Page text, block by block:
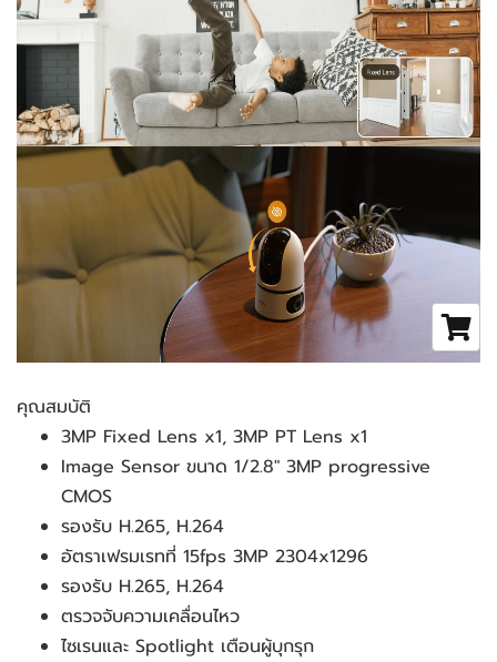
คุณสมบัติ
3MP Fixed Lens x1, 3MP PT Lens x1
Image Sensor ขนาด 1/2.8" 3MP progressive
CMOS
รองรับ H.265, H.264
อัตราเฟรมเรทที่ 15fps 3MP 2304x1296
รองรับ H.265, H.264
ตรวจจับความเคลื่อนไหว
ไซเรนและ Spotlight เตือนผู้บุกรุก